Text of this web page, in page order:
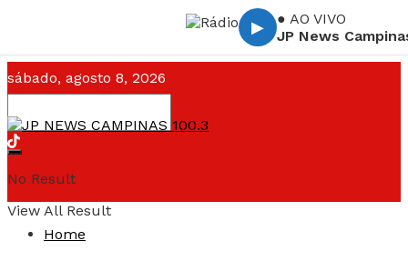
▶
● AO VIVO
JP News
sábado, agosto 8, 2026
No Result
View All Result
Home